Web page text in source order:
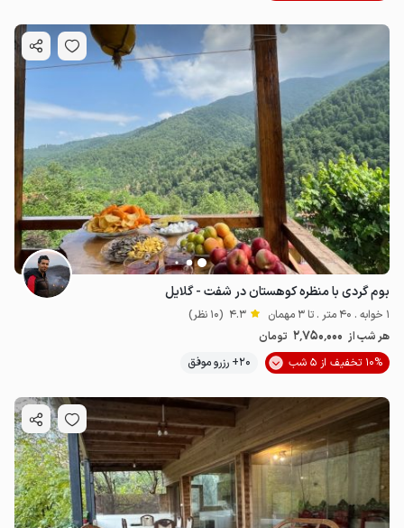
بوم گردی با منظره کوهستان در شفت - گلایل
1 خوابه . 40 متر . تا 3 مهمان 4.3 (10 نظر)
هر شب از 2٬750٬000 تومان
10% تخفیف از 5 شب
20+ رزرو موفق